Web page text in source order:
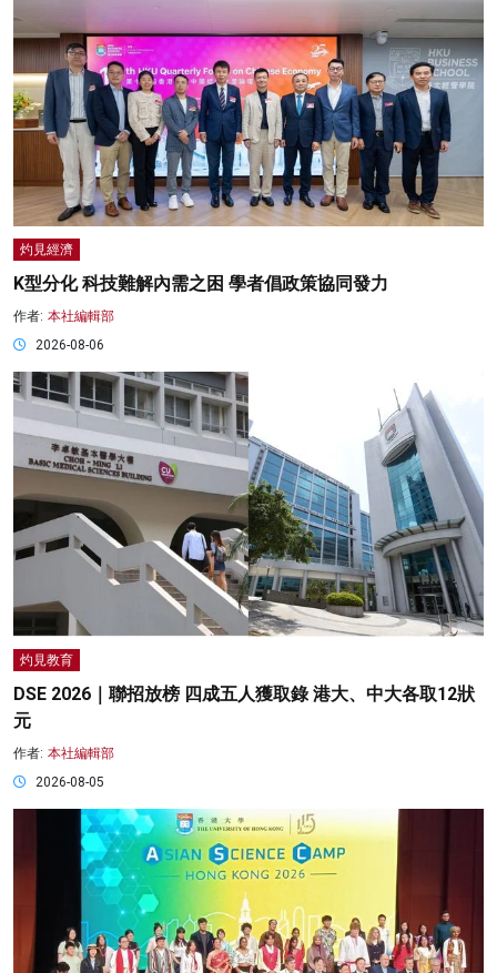
灼見經濟
K型分化 科技難解內需之困 學者倡政策協同發力
作者: 本社編輯部
2026-08-06
灼見教育
DSE 2026｜聯招放榜 四成五人獲取錄 港大、中大各取12狀
元
作者: 本社編輯部
2026-08-05